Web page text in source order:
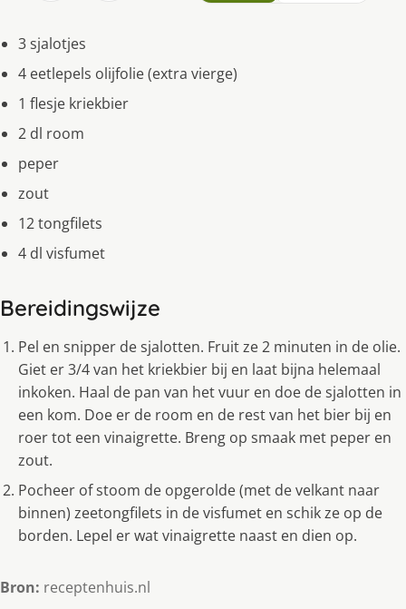
3 sjalotjes
4 eetlepels olijfolie (extra vierge)
1 flesje kriekbier
2 dl room
peper
zout
12 tongfilets
4 dl visfumet
Bereidingswijze
Pel en snipper de sjalotten. Fruit ze 2 minuten in de olie.
Giet er 3/4 van het kriekbier bij en laat bijna helemaal
inkoken. Haal de pan van het vuur en doe de sjalotten in
een kom. Doe er de room en de rest van het bier bij en
roer tot een vinaigrette. Breng op smaak met peper en
zout.
Pocheer of stoom de opgerolde (met de velkant naar
binnen) zeetongfilets in de visfumet en schik ze op de
borden. Lepel er wat vinaigrette naast en dien op.
Bron: receptenhuis.nl